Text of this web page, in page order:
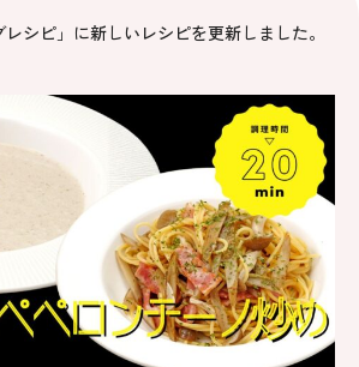
レシピ」に新しいレシピを更新しました。